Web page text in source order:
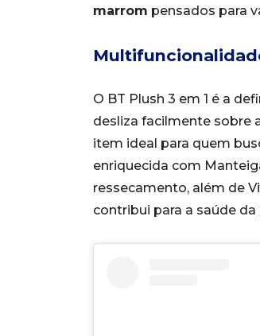
marrom pensados para
O BT Plush 3 em 1 é a
desliza facilmente sobre
item ideal para quem
enriquecida com
ressecamento, além de
contribui para a saúde da